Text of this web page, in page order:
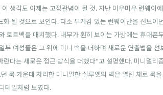
생각도 이제는 고정관념이 될 것. 지난 미우미우 런웨이
될 것으로 보인다. 다소 무게감 있는 런웨이만을 선보이
토트백을 매치했다. 내부가 훤히 보이는 가방에는 휴대폰
부 여성들은 그 위에 미니 백을 더하며 새로운 연출법을 선
다는 새로운 접근 방식을 더했다”고 설명했다. 미니멀리
룩 가운데 자리한 미니멀한 실루엣의 백은 열린 채로 룩
테일처럼 보였다.